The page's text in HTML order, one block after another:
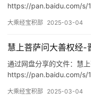
佛
典
籍
道
https://pan.baidu.com/s/
大乘经宝积部 2025-03-04
慧上菩萨问大善权经-
通过网盘分享的文件：慧
https://pan.baidu.com/s/
大乘经宝积部 2025-03-04